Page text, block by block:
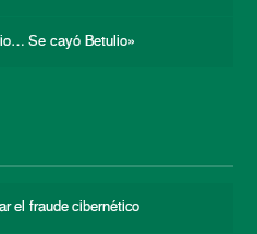
Se cayó Betulio»
el fraude cibernético